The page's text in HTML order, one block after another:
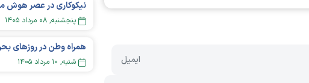
پنجشنبه, ۰۸ مرداد ۱۴۰۵
شنبه, ۱۰ مرداد ۱۴۰۵